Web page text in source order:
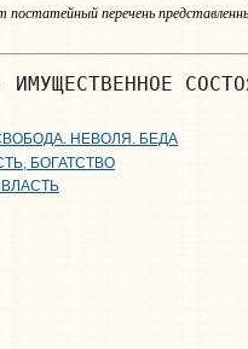
постатейный перечень
ИМУЩЕСТВЕННОЕ
НЕВОЛЯ. БЕДА
БОГАТСТВО